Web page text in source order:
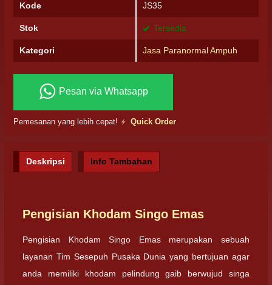
Kode JS35
Stok Tersedia
Kategori Jasa Paranormal Ampuh
Pesan via Whatsapp
Pemesanan yang lebih cepat! Quick Order
Deskripsi Info Tambahan
Pengisian Khodam Singo Emas
Pengisian Khodam Singo Emas merupakan sebuah
layanan Tim Sesepuh Pusaka Dunia yang bertujuan agar
anda memiliki khodam pelindung gaib berwujud singa